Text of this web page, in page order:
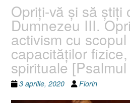
Opriţi-vă şi să ştiţi
Dumnezeu III.
activism cu
capacităţilor
spirituale
3 aprilie, 2020 Florin